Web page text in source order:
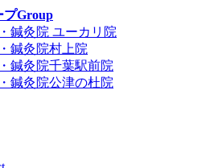
プGroup
鍼灸院 ユーカリ院
鍼灸院村上院
鍼灸院千葉駅前院
鍼灸院公津の杜院